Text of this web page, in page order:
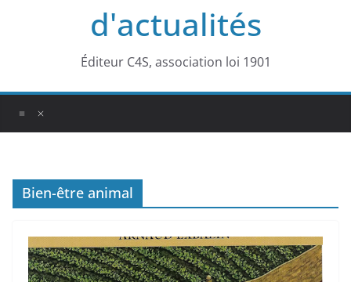
d'actualités
Éditeur C4S, association loi 1901
Bien-être animal